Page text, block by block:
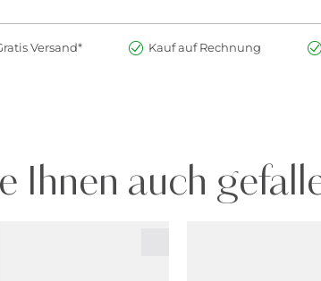
Versand* Kauf auf Rechnung
Ihnen auch